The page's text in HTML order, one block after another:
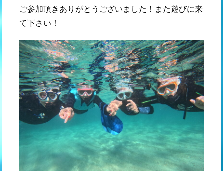
ご参加頂きありがとうございました！また遊びに来
て下さい！